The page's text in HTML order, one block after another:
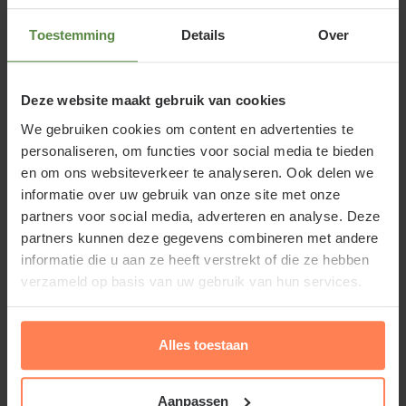
Toestemming Details Over
Deze website maakt gebruik van cookies
We gebruiken cookies om content en advertenties te
personaliseren, om functies voor social media te bieden
en om ons websiteverkeer te analyseren. Ook delen we
informatie over uw gebruik van onze site met onze
partners voor social media, adverteren en analyse. Deze
partners kunnen deze gegevens combineren met andere
informatie die u aan ze heeft verstrekt of die ze hebben
verzameld op basis van uw gebruik van hun services.
Alles toestaan
Aanpassen
De Prunus lusitanica 'Angustifolia', beter bekend als
de Portugese laurierkers in bolvorm, is een sierlijke
een prachtige aanvulling vormt. Deze variëteit staat
bekend om zijn compacte en nette groeiwijze,
waardoor hij ideaal is voor het creëren van
gestructureerde landschappen of als een opvallend
element in de tuin.
Standplaats
De ideale standplaats voor de Prunus lusitanica
plant is niet bijzonder kieskeurig wat betreft